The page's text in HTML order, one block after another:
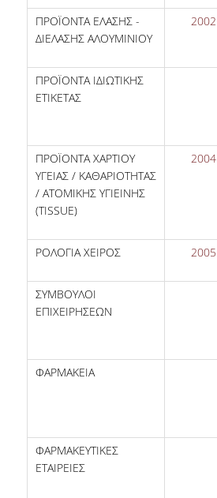
ΠΡΟΪΟΝΤΑ ΕΛΑΣΗΣ -
ΔΙΕΛΑΣΗΣ ΑΛΟΥΜΙΝΙΟΥ
2002
ΠΡΟΪΟΝΤΑ ΙΔΙΩΤΙΚΗΣ
ΕΤΙΚΕΤΑΣ
ΠΡΟΪΟΝΤΑ ΧΑΡΤΙΟΥ
ΥΓΕΙΑΣ / ΚΑΘΑΡΙΟΤΗΤΑΣ
/ ΑΤΟΜΙΚΗΣ ΥΓΙΕΙΝΗΣ
(TISSUE)
2004
ΡΟΛΟΓΙΑ ΧΕΙΡΟΣ 2005
ΣΥΜΒΟΥΛΟΙ
ΕΠΙΧΕΙΡΗΣΕΩΝ
ΦΑΡΜΑΚΕΙΑ
ΦΑΡΜΑΚΕΥΤΙΚΕΣ
ΕΤΑΙΡΕΙΕΣ